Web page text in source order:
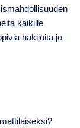
kaikille
hakijoita jo